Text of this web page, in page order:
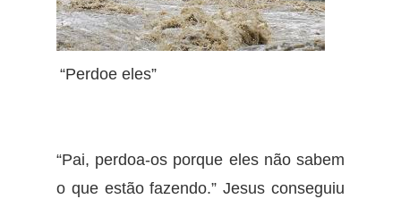
“Perdoe eles”
“Pai, perdoa-os porque eles não sabem
o que estão fazendo.” Jesus conseguiu